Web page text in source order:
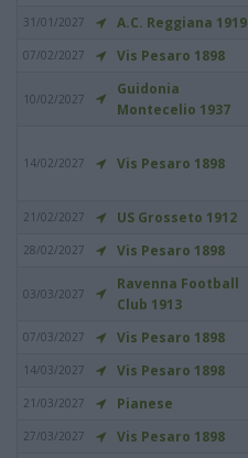
31/01/2027 A.C. Reggiana 1919
07/02/2027 Vis Pesaro 1898
10/02/2027
Guidonia
Montecelio 1937
14/02/2027 Vis Pesaro 1898
21/02/2027 US Grosseto 1912
28/02/2027 Vis Pesaro 1898
03/03/2027
Ravenna Football
Club 1913
07/03/2027 Vis Pesaro 1898
14/03/2027 Vis Pesaro 1898
21/03/2027 Pianese
27/03/2027 Vis Pesaro 1898